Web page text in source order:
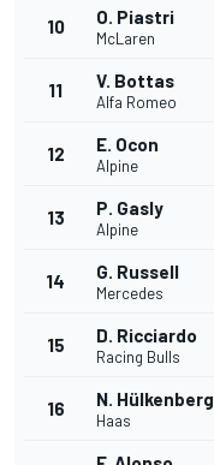
10 O. Piastri
McLaren
11 V. Bottas
Alfa Romeo
12 E. Ocon
Alpine
13 P. Gasly
Alpine
14 G. Russell
Mercedes
15 D. Ricciardo
Racing Bulls
16 N. Hülkenberg
Haas